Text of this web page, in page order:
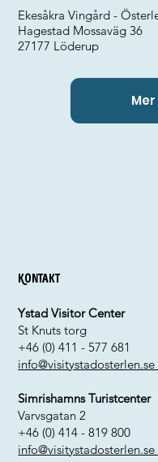
Ekesåkra Vingård -
Hagestad Mossaväg 36
27177 Löderup
Kontakt
Ystad Visitor Center
St Knuts torg
+46 (0) 411 - 577 681
info@visitystadosterlen.se
Simrishamns Turistcenter
Varvsgatan 2
+46 (0) 414 - 819 800
info@visitystadosterlen.se